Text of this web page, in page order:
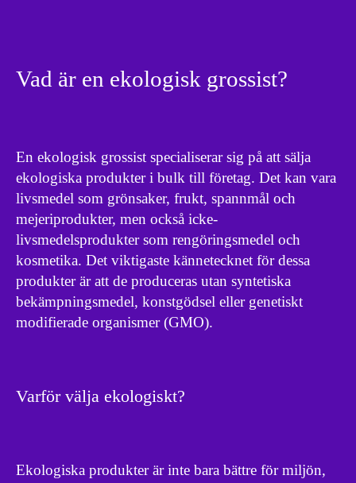
Vad är en ekologisk grossist?
En ekologisk grossist specialiserar sig på att sälja
ekologiska produkter i bulk till företag. Det kan vara
livsmedel som grönsaker, frukt, spannmål och
mejeriprodukter, men också icke-
livsmedelsprodukter som rengöringsmedel och
kosmetika. Det viktigaste kännetecknet för dessa
produkter är att de produceras utan syntetiska
bekämpningsmedel, konstgödsel eller genetiskt
modifierade organismer (GMO).
Varför välja ekologiskt?
Ekologiska produkter är inte bara bättre för miljön,